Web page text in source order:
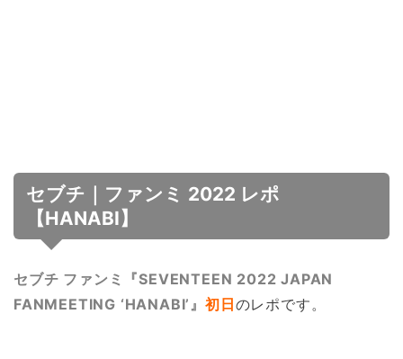
セブチ｜ファンミ 2022 レポ
【HANABI】
セブチ ファンミ『SEVENTEEN 2022 JAPAN
FANMEETING ‘HANABI’』初日のレポです。